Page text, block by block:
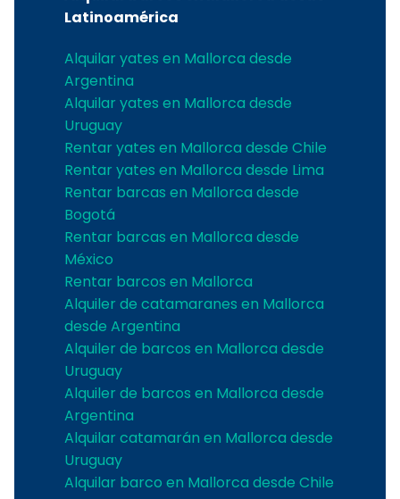
Latinoamérica
Alquilar yates en Mallorca desde
Argentina
Alquilar yates en Mallorca desde
Uruguay
Rentar yates en Mallorca desde Chile
Rentar yates en Mallorca desde Lima
Rentar barcas en Mallorca desde
Bogotá
Rentar barcas en Mallorca desde
México
Rentar barcos en Mallorca
Alquiler de catamaranes en Mallorca
desde Argentina
Alquiler de barcos en Mallorca desde
Uruguay
Alquiler de barcos en Mallorca desde
Argentina
Alquilar catamarán en Mallorca desde
Uruguay
Alquilar barco en Mallorca desde Chile